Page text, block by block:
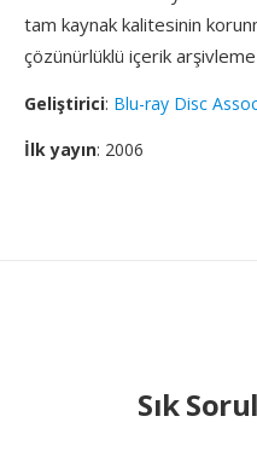
tam kaynak kalitesinin
çözünürlüklü içerik arşivleme
Geliştirici: Blu-ray Disc
İlk yayın: 2006
Sık